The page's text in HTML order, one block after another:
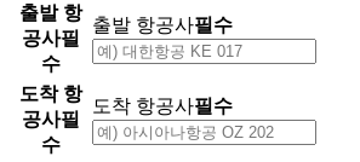
출발 항
공사필
수
출발 항공사필수
도착 항
공사필
수
도착 항공사필수